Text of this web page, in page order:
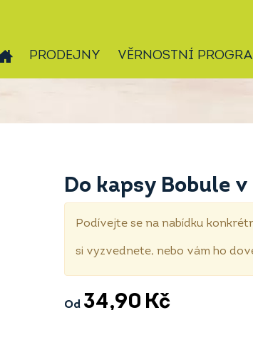
PRODEJNY VĚRNOSTNÍ
Do kapsy Bobule
Podívejte se na nabídku
si vyzvednete, nebo vám ho
Od 34,90 Kč